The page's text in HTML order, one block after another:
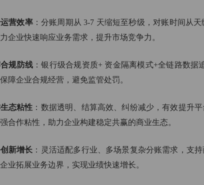
营效率：分账周期从 3-7 天缩短至秒级，对账时间从
企业快速响应业务需求，提升市场竞争力。
规防线 ：银行级合规资质+ 资金隔离模式+全链路数据
障企业合规经营，避免监管处罚。
态粘性 ：数据透明、结算高效、纠纷减少，有效提升
合作粘性，助力企业构建稳定共赢的商业生态。
新增长 ：灵活适配多行业、多场景复杂分账需求，支
业拓展业务边界，实现业绩快速增长。